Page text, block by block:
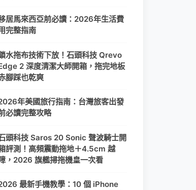
居馬來西亞前必讀：2026年生活費
完整指南
水拖布技術下放！石頭科技 Qrevo
2 深度清潔大師開箱，拖完地板
腳踩也乾爽
年美國旅行指南：台灣旅客出發
必讀完整攻略
頭科技 Saros 20 Sonic 聲波騎士開
評測！高頻震動拖地＋4.5cm 越
，2026 旗艦掃拖機皇一次看
最新手機教學：10 個 iPhone